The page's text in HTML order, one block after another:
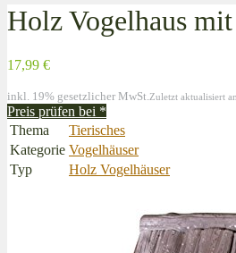
Holz Vogelhaus
17,99 €
inkl. 19% gesetzlicher MwSt. Zuletzt aktualisiert
Preis prüfen bei *
Thema
Tierisches
Kategorie Vogelhäuser
Typ
Holz Vogelhäuser